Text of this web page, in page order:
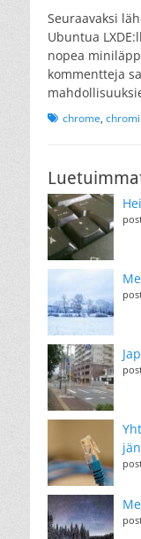
Seuraavaksi
Ubuntua
nopea
kommentteja
Tagschrome,